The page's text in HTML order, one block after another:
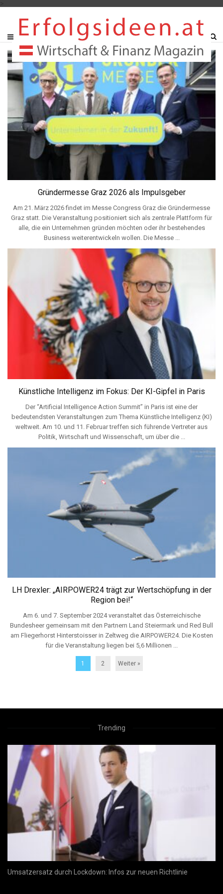
Gründermesse Graz 2026 als Impulsgeber
Am 21. März 2026 findet im Messe Congress Graz die Gründermesse
Graz statt. Die Veranstaltung positioniert sich als zentrale Plattform für
alle, die ein Unternehmen gründen möchten oder ihr bestehendes
Business weiterentwickeln wollen. Die Messe ...
Künstliche Intelligenz im Fokus: Der KI-Gipfel in Paris
Der “Artificial Intelligence Action Summit” in Paris ist eine der
bedeutendsten Veranstaltungen zum Thema Künstliche Intelligenz (KI)
weltweit. Am 10. und 11. Februar treffen sich führende Vertreter aus
Politik, Wirtschaft und Wissenschaft, um über die ...
LH Drexler: „AIRPOWER24 trägt zur Wertschöpfung in der
Region bei!“
Am 6. und 7. September 2024 veranstaltet das Österreichische
Bundesheer gemeinsam mit den Partnern Land Steiermark und Red Bull
am Fliegerhorst Hinterstoisser in Zeltweg die AIRPOWER24. Die Kosten
für die Veranstaltung liegen bei 5,6 Millionen ...
1 2 Weiter »
Trending
Umsatzersatz durch Lockdown: Infos zur neuen Richtlinie